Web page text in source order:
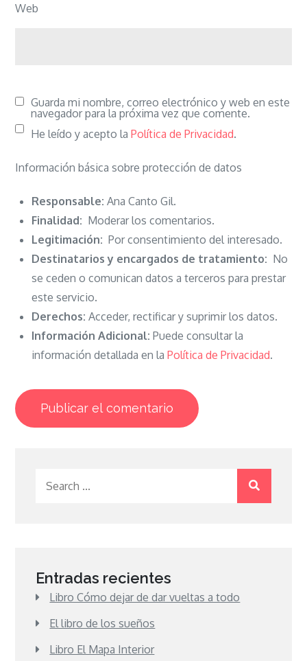
Web
Guarda mi nombre, correo electrónico y web en este
navegador para la próxima vez que comente.
He leído y acepto laPolítica de Privacidad.
Información básica sobre protección de datos
Responsable: Ana Canto Gil.
Finalidad: Moderar los comentarios.
Legitimación: Por consentimiento del interesado.
Destinatarios y encargados de tratamiento: No
se ceden o comunican datos a terceros para prestar
este servicio.
Derechos: Acceder, rectificar y suprimir los datos.
Información Adicional: Puede consultar la
información detallada en laPolítica de Privacidad.
Entradas recientes
Libro Cómo dejar de dar vueltas a todo
El libro de los sueños
Libro El Mapa Interior